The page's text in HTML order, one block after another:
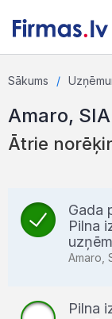
Sākums
Amaro, SIA
Ātrie
Gada
Pilna
Amaro,
Pilna